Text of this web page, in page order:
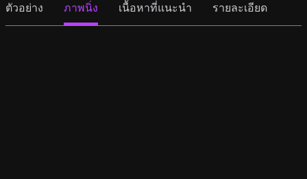
ตัวอย่าง ภาพนิ่ง เนื้อหาที่แนะนำ รายละเอียด